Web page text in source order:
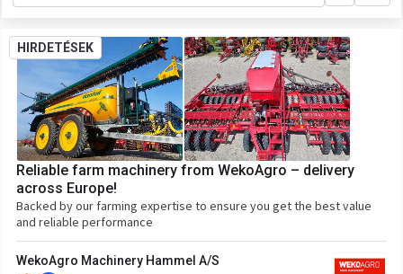
HIRDETÉSEK
Reliable farm machinery from WekoAgro – delivery
across Europe!
Backed by our farming expertise to ensure you get the best value
and reliable performance
WekoAgro Machinery Hammel A/S